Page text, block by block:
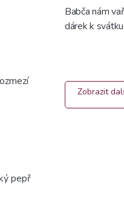
pepř
Babča nám
dárek k
Zobrazit